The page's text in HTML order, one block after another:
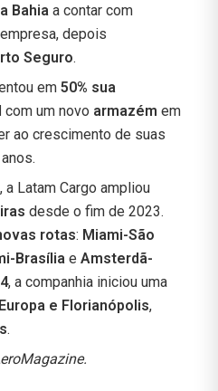
Bahia a contar com
depois
Seguro.
em 50% sua
com um novo armazém em
ao crescimento de suas
a Latam Cargo ampliou
desde o fim de 2023.
rotas: Miami-São
Brasília e Amsterdã-
, a companhia iniciou uma
Europa e Florianópolis,
.